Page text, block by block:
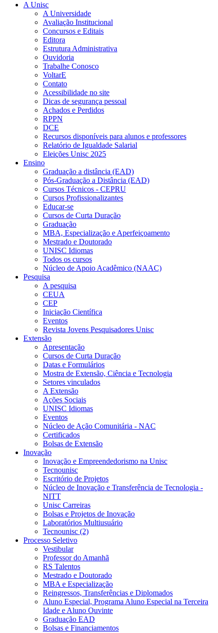
A Unisc
A Universidade
Avaliação Institucional
Concursos e Editais
Editora
Estrutura Administrativa
Ouvidoria
Trabalhe Conosco
VoltarE
Contato
Acessibilidade no site
Dicas de segurança pessoal
Achados e Perdidos
RPPN
DCE
Recursos disponíveis para alunos e professores
Relatório de Igualdade Salarial
Eleições Unisc 2025
Ensino
Graduação a distância (EAD)
Pós-Graduação a Distância (EAD)
Cursos Técnicos - CEPRU
Cursos Profissionalizantes
Educar-se
Cursos de Curta Duração
Graduação
MBA, Especialização e Aperfeiçoamento
Mestrado e Doutorado
UNISC Idiomas
Todos os cursos
Núcleo de Apoio Acadêmico (NAAC)
Pesquisa
A pesquisa
CEUA
CEP
Iniciação Científica
Eventos
Revista Jovens Pesquisadores Unisc
Extensão
Apresentação
Cursos de Curta Duração
Datas e Formulários
Mostra de Extensão, Ciência e Tecnologia
Setores vinculados
A Extensão
Ações Sociais
UNISC Idiomas
Eventos
Núcleo de Ação Comunitária - NAC
Certificados
Bolsas de Extensão
Inovação
Inovação e Empreendedorismo na Unisc
Tecnounisc
Escritório de Projetos
Núcleo de Inovação e Transferência de Tecnologia -
NITT
Unisc Carreiras
Bolsas e Projetos de Inovação
Laboratórios Multiusuário
Tecnounisc (2)
Processo Seletivo
Vestibular
Professor do Amanhã
RS Talentos
Mestrado e Doutorado
MBA e Especialização
Reingressos, Transferências e Diplomados
Aluno Especial, Programa Aluno Especial na Terceira
Idade e Aluno Ouvinte
Graduação EAD
Bolsas e Financiamentos